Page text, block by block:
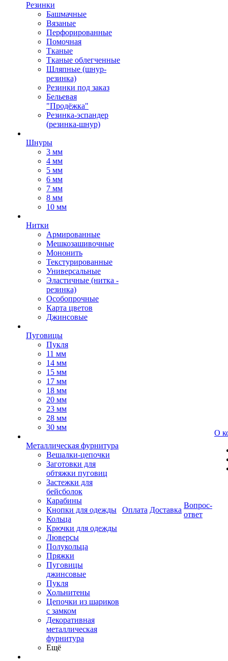
Резинки
Башмачные
Вязаные
Перфорированные
Помочная
Тканые
Тканые облегченные
Шляпные (шнур-
резинка)
Резинки под заказ
Бельевая
"Продёжка"
Резинка-эспандер
(резинка-шнур)
Шнуры
3 мм
4 мм
5 мм
6 мм
7 мм
8 мм
10 мм
Нитки
Армированные
Мешкозашивочные
Мононить
Текстурированные
Универсальные
Эластичные (нитка -
резинка)
Особопрочные
Карта цветов
Джинсовые
Пуговицы
Пукля
11 мм
14 мм
15 мм
17 мм
18 мм
20 мм
23 мм
28 мм
30 мм
Металлическая фурнитура
Вешалки-цепочки
Заготовки для
обтяжки пуговиц
Застежки для
бейсболок
Карабины
Кнопки для одежды
Кольца
Крючки для одежды
Люверсы
Полукольца
Пряжки
Пуговицы
джинсовые
Пукля
Хольнитены
Цепочки из шариков
с замком
Декоративная
металлическая
фурнитура
Ещё
Оплата Доставка
Вопрос-
ответ
О